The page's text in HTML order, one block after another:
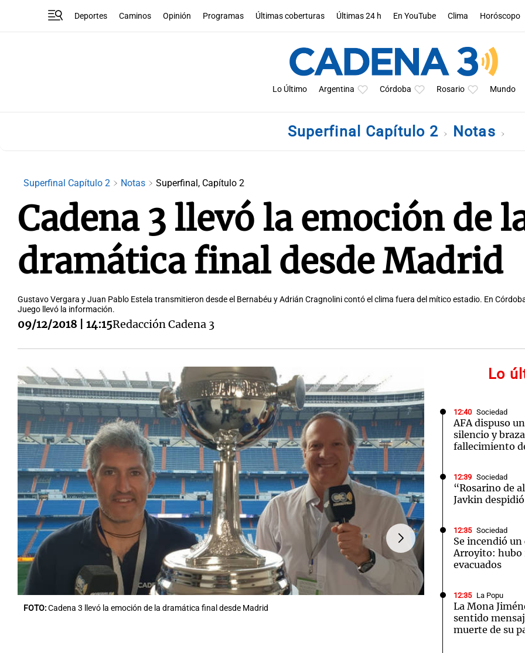
Deportes Caminos Opinión Programas Últimas coberturas Últimas 24 h En YouTube Clima Horóscopo
Lo Último Argentina Córdoba Rosario Mundo
Superfinal Capítulo 2 Notas
Superfinal Capítulo 2 Notas Superfinal, Capítulo 2
Cadena 3 llevó la emoción de
dramática final desde Madrid
Gustavo Vergara y Juan Pablo Estela transmitieron desde el Bernabéu y Adrián Cragnolini contó el clima fuera del mítico estadio. En
Juego llevó la información.
09/12/2018 | 14:15Redacción Cadena 3
FOTO:Cadena 3 llevó la emoción de la dramática final desde Madrid FOTO:Cadena 3 llevó la
Lo
12:40 Sociedad
AFA dispuso
silencio y
fallecimiento
12:39 Sociedad
“Rosarino de
Javkin
12:35 Sociedad
Se incendió
Arroyito: hubo
evacuados
12:35 La Popu
La Mona
sentido
muerte de su
Notas Notas Notas
Cadena 3 en